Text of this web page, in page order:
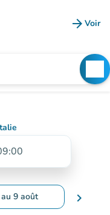
arrow_forward Voir
au 9 août
pour changer de
chevron_right